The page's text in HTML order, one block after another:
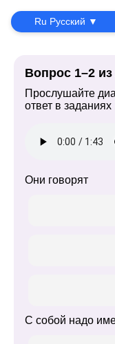
Ru Русский ▼
Вопрос 1–2 из
Прослушайте
ответ в
Они говорят
С собой надо